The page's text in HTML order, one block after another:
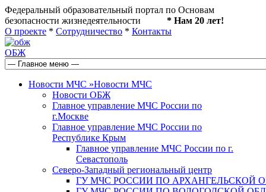
Федеральный образовательный портал по Основам
безопасности жизнедеятельности * Нам 20 лет!
О проекте * Сотрудничество * Контакты
ОБЖ
Новости МЧС »Новости МЧС
Новости ОБЖ
Главное управление МЧС России по
г.Москве
Главное управление МЧС России по
Республике Крым
Главное управление МЧС России по г.
Севастополь
Северо-Западный региональный центр
ГУ МЧС РОССИИ ПО АРХАНГЕЛЬСКОЙ